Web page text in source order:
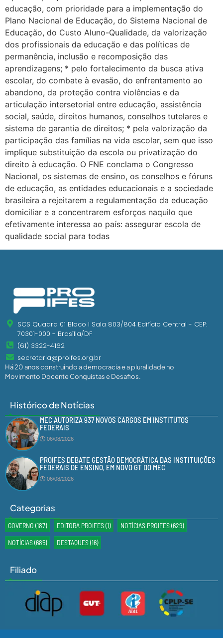
educação, com prioridade para a implementação do
Plano Nacional de Educação, do Sistema Nacional de
Educação, do Custo Aluno-Qualidade, da valorização
dos profissionais da educação e das políticas de
permanência, inclusão e recomposição das
aprendizagens; * pelo fortalecimento da busca ativa
escolar, do combate à evasão, do enfrentamento ao
abandono, da proteção contra violências e da
articulação intersetorial entre educação, assistência
social, saúde, direitos humanos, conselhos tutelares e
sistema de garantia de direitos; * pela valorização da
participação das famílias na vida escolar, sem que isso
implique substituição da escola ou privatização do
direito à educação. O FNE conclama o Congresso
Nacional, os sistemas de ensino, os conselhos e fóruns
de educação, as entidades educacionais e a sociedade
brasileira a rejeitarem a regulamentação da educação
domiciliar e a concentrarem esforços naquilo que
efetivamente interessa ao país: assegurar escola de
qualidade social para todas
SCS Quadra 01 Bloco I Sala 803/804 Edifício Central - CEP:
70301-000 - Brasília/DF
(61) 3322-4162
secretaria@proifes.org.br
Há 20 anos construindo a democracia e a pluralidade no
Movimento Docente Conquistas e Desafios.
Histórico de Notícias
MEC AUTORIZA 937 NOVOS CARGOS EM INSTITUTOS
FEDERAIS
06/08/2026
PROIFES DEBATE GESTÃO DEMOCRÁTICA DAS INSTITUIÇÕES
FEDERAIS DE ENSINO, EM NOVO GT DO MEC
06/08/2026
Categorias
GOVERNO (187) EDITORA PROIFES(1) NOTÍCIAS PROIFES(629)
NOTÍCIAS(685) DESTAQUES(16)
Filiado